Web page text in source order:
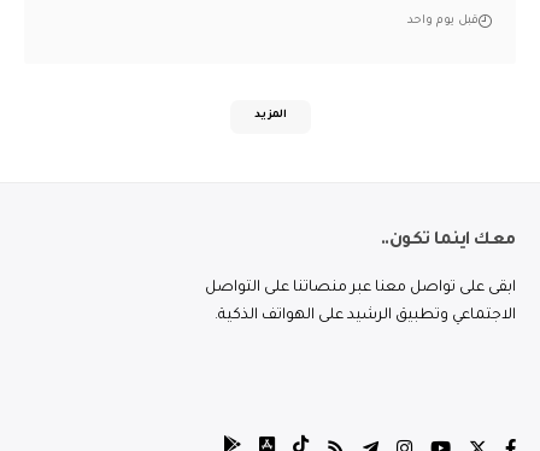
قبل يوم واحد
المزيد
معك اينما تكون..
ابقى على تواصل معنا عبر منصاتنا على التواصل
الاجتماعي وتطبيق الرشيد على الهواتف الذكية.